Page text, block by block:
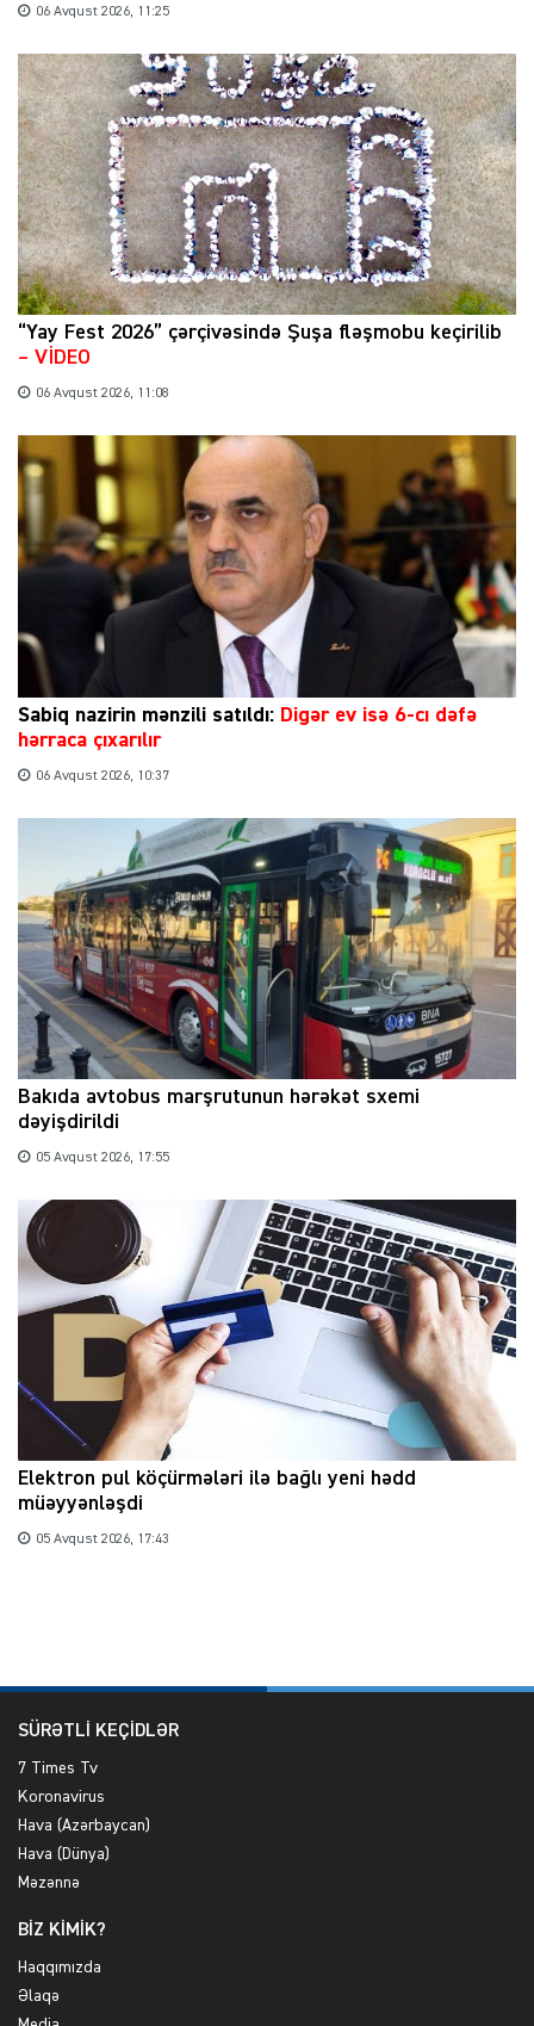
06 Avqust 2026, 11:25
“Yay Fest 2026” çərçivəsində Şuşa fləşmobu keçirilib
– VİDEO
06 Avqust 2026, 11:08
Sabiq nazirin mənzili satıldı: Digər ev isə 6-cı dəfə
hərraca çıxarılır
06 Avqust 2026, 10:37
Bakıda avtobus marşrutunun hərəkət sxemi
dəyişdirildi
05 Avqust 2026, 17:55
Elektron pul köçürmələri ilə bağlı yeni hədd
müəyyənləşdi
05 Avqust 2026, 17:43
SÜRƏTLİ KEÇİDLƏR
7 Times Tv
Koronavirus
Hava (Azərbaycan)
Hava (Dünya)
Məzənnə
BİZ KİMİK?
Haqqımızda
Əlaqə